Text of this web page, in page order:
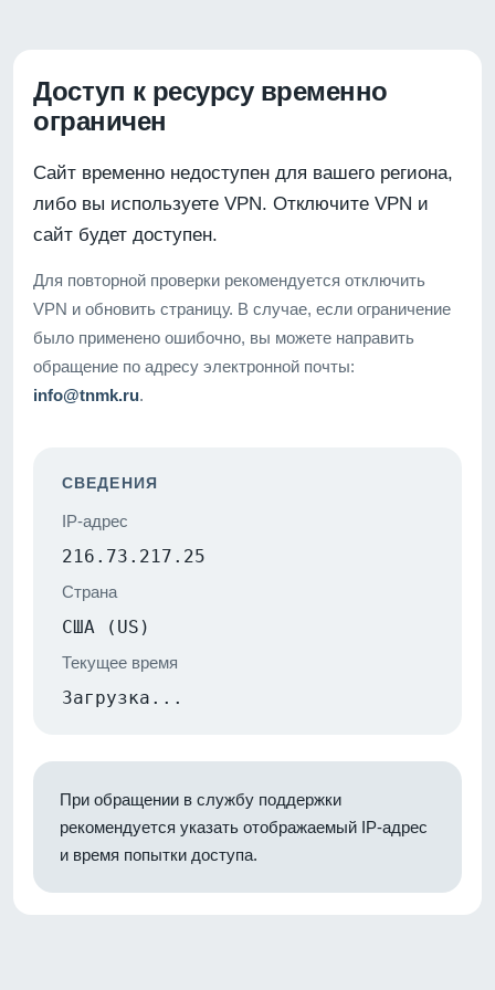
Доступ к ресурсу временно
ограничен
Сайт временно недоступен для вашего региона,
либо вы используете VPN. Отключите VPN и
сайт будет доступен.
Для повторной проверки рекомендуется отключить
VPN и обновить страницу. В случае, если ограничение
было применено ошибочно, вы можете направить
обращение по адресу электронной почты:
info@tnmk.ru.
СВЕДЕНИЯ
IP-адрес
216.73.217.25
Страна
США (US)
Текущее время
Загрузка...
При обращении в службу поддержки
рекомендуется указать отображаемый IP-адрес
и время попытки доступа.